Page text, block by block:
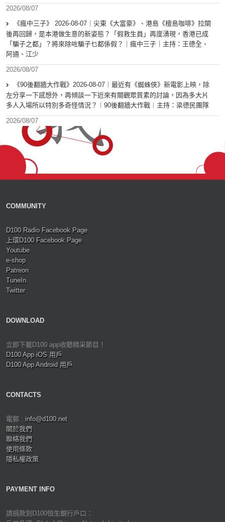
2026/08/07
《瘋中三子》 2026-08-07｜尖東《大富豪》、港島《檀島咖啡》拉閘
後再回歸，是本港做生意的新姿態？「假救生員」再度湧現，香港已成
「騙子之都」？將來除咗騙子乜都係假？｜瘋中三子｜主持：王德全、
阿通、江少
2026/08/07
《90後翻牆大作戰》2026-08-07︱最近有《蜘蛛俠》新電影上映，除
左分享一下感想外，再傾談一下近來有關觀眾質素的討論，因為多大片
多人入場所以特別多奇怪情況？︱90後翻牆大作戰︱主持：梁德民團隊
2026/08/07
COMMUNITY
D100 Radio Facebook Page
上環D100 Facebook Page
Youtube
e-shop
Patreon
TuneIn
Twitter
DOWNLOAD
立即下載D100 app收聽精采節目！
D100 App iOS 用戶
D100 App Android 用戶
CONTACTS
電郵 : info@d100.net
關於我們
聯絡我們
使用條款
隱私權政策
PAYMENT INFO
請捐款到D100恒生銀行戶口：